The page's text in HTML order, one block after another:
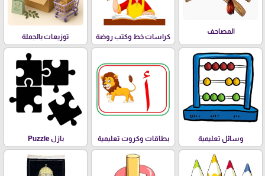
المصاحف
كراسات خط وكتب روضة توزيعات بالجملة
وسائل تعليمية بطاقات وكروت تعليمية بازل Puzzle